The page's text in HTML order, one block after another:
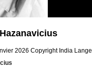
2026 Copyright India Lange